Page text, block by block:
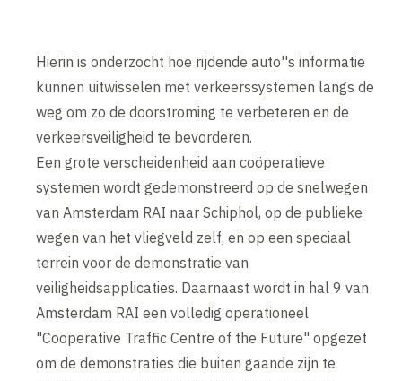
Hierin is onderzocht hoe rijdende auto''s informatie
kunnen uitwisselen met verkeerssystemen langs de
weg om zo de doorstroming te verbeteren en de
verkeersveiligheid te bevorderen.
Een grote verscheidenheid aan coöperatieve
systemen wordt gedemonstreerd op de snelwegen
van Amsterdam RAI naar Schiphol, op de publieke
wegen van het vliegveld zelf, en op een speciaal
terrein voor de demonstratie van
veiligheidsapplicaties. Daarnaast wordt in hal 9 van
Amsterdam RAI een volledig operationeel
"Cooperative Traffic Centre of the Future" opgezet
om de demonstraties die buiten gaande zijn te